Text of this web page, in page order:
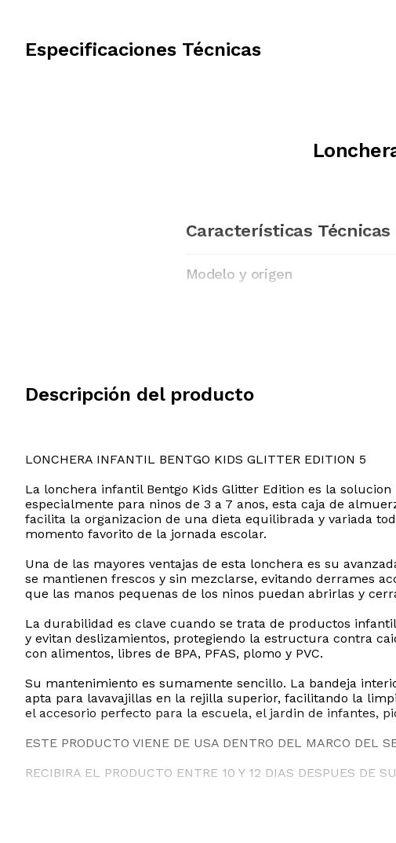
Especificaciones Técnicas
Características Técnicas
Modelo y origen
Descripción del producto
LONCHERA INFANTIL BENTGO KIDS GLITTER EDITION 5
La lonchera infantil Bentgo Kids Glitter Edition es la
especialmente para ninos de 3 a 7 anos, esta caja de
facilita la organizacion de una dieta equilibrada y variada
momento favorito de la jornada escolar.
Una de las mayores ventajas de esta lonchera es su
se mantienen frescos y sin mezclarse, evitando derrames
que las manos pequenas de los ninos puedan abrirlas y
La durabilidad es clave cuando se trata de productos
y evitan deslizamientos, protegiendo la estructura contra
con alimentos, libres de BPA, PFAS, plomo y PVC.
Su mantenimiento es sumamente sencillo. La bandeja
apta para lavavajillas en la rejilla superior, facilitando la
el accesorio perfecto para la escuela, el jardin de infantes,
ESTE PRODUCTO VIENE DE USA DENTRO DEL MARCO DEL
RECIBIRA EL PRODUCTO ENTRE 10 Y 12 DIAS DESPUES DE